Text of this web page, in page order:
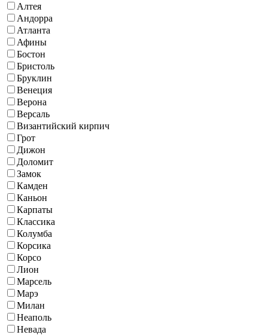
Алтея
Андорра
Атланта
Афины
Бостон
Бристоль
Бруклин
Венеция
Верона
Версаль
Византийский кирпич
Грот
Дижон
Доломит
Замок
Камден
Каньон
Карпаты
Классика
Колумба
Корсика
Корсо
Лион
Марсель
Марэ
Милан
Неаполь
Невада